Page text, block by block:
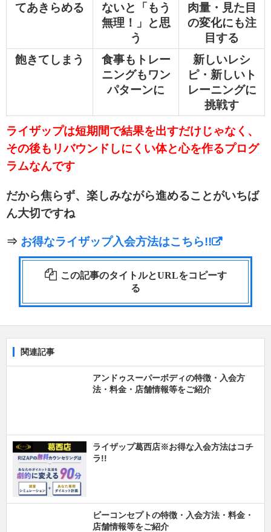
てあきらめる
ないと「もう
無理！」と思
う
肉量・見た目
の変化にも注
目する
飽きてしまう
食事もトレー
ニングもワン
パターンに
新しいレシ
ピ・新しいト
レーニングに
挑戦す
ライザップは短期間で結果を出すだけじゃなく、
その後もリバウンドしにくい体と心を作るプログ
ラムなんです
だから焦らず、楽しみながら進めることがいちば
ん大切ですね
⇒ お得なライザップ入会方法はこちら!!
この記事のタイトルとURLをコピーす
る
関連記事
アンドゥスーパーボディの特徴・入会方
法・料金・店舗情報等をご紹介
ライザップ葛西店※お得な入会方法はコチ
ラ!!
ビーコンセプトの特徴・入会方法・料金・
店舗情報等をご紹介